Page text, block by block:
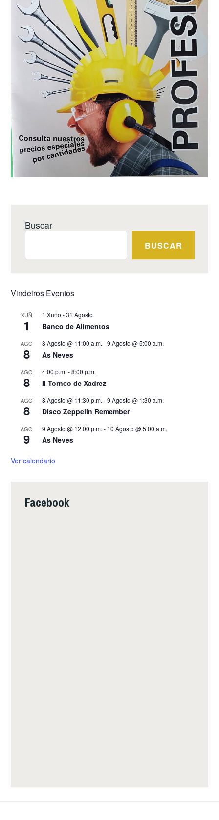
Buscar
BUSCAR
Vindeiros Eventos
XUÑ
1
1 Xuño -31 Agosto
Banco de Alimentos
AGO
8
8 Agosto @ 11:00 a.m. -9 Agosto @ 5:00 a.m.
As Neves
AGO
8
4:00 p.m. -8:00 p.m.
II Torneo de Xadrez
AGO
8
8 Agosto @ 11:30 p.m. -9 Agosto @ 1:30 a.m.
Disco Zeppelin Remember
AGO
9
9 Agosto @ 12:00 p.m. - 10 Agosto @ 5:00 a.m.
As Neves
Ver calendario
Facebook